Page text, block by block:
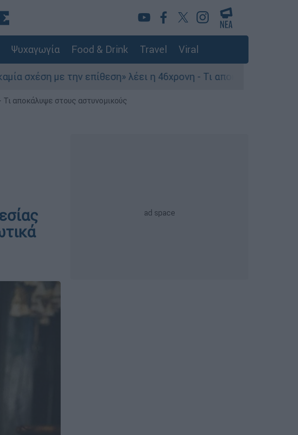
Ψυχαγωγία Food & Drink Travel Viral
με την επίθεση» λέει η 46χρονη - Τι αποκάλυψε στους
αποκάλυψε στους αστυνομικούς